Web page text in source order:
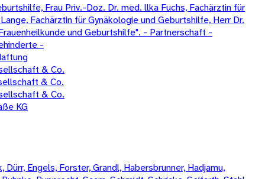
Frau Priv.-Doz. Dr. med. llka Fuchs, Fachärztin für
Fachärztin für Gynäkologie und Geburtshilfe, Herr Dr.
und Geburtshilfe". - Partnerschaft -
-
& Co.
& Co.
& Co.
KG
Engels, Forster, Grandl, Habersbrunner, Hadjamu,